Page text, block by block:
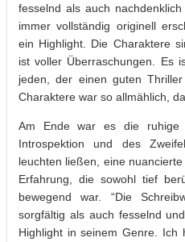
fesselnd als auch
immer vollständig originell
ein Highlight. Die Charaktere
ist voller Überraschungen. Es
jeden, der einen guten
Charaktere war so allmählich,
Am Ende war es die ruhige
Introspektion und des
leuchten ließen, eine
Erfahrung, die sowohl tief
bewegend war. “Die
sorgfältig als auch fesselnd
Highlight in seinem Genre. Ich